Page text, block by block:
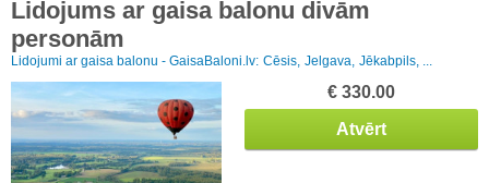
Lidojums ar gaisa balonu divām
personām
Lidojumi ar gaisa balonu - GaisaBaloni.lv: Cēsis, Jelgava, Jēkabpils, ...
€ 330.00
Atvērt